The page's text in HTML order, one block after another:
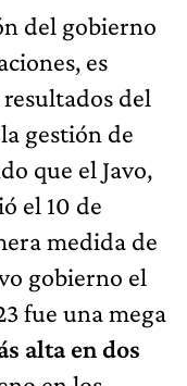
del gobierno
es
del
gestión de
que el Javo,
el 10 de
medida de
gobierno el
fue una mega
alta en dos